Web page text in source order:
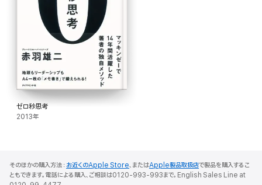
ゼロ秒思考
2013年
そのほかの購入方法： お近くのApple Store、またはApple製品取扱店で製品を購入するこ
ともできます。電話による購入、ご相談は0120-993-993まで。English Sales Line at